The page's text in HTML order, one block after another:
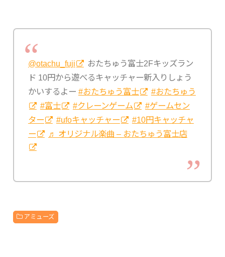
@otachu_fuji
おたちゅう富士2Fキッズラン
ド 10円から遊べるキャッチャー新入りしょう
かいするよー #おたちゅう富士
#おたちゅう
#富士
#クレーンゲーム
#ゲームセン
ター
#ufoキャッチャー
#10円キャッチャ
ー
♬ オリジナル楽曲 – おたちゅう富士店
アミューズ